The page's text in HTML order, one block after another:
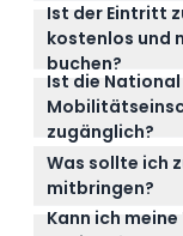
Die National
bis 19:00 Uhr
geschlossen
Zeitpunkt der
Ist der Eintritt
kostenlos und
buchen?
Der Eintritt zur
und es sind
Führungen
auf dieser
Ist die
zugänglich?
Ja, die
Richtlinien und
Kinderwagen
komfortablen
Was sollte ich
mitbringen?
Bringen Sie
Kann ich